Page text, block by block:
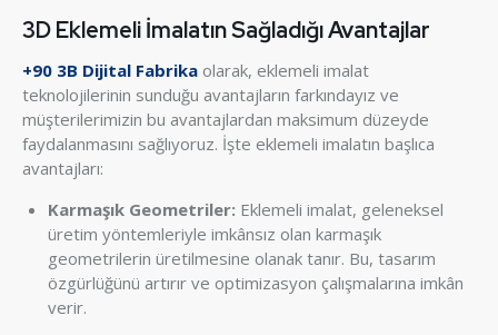
3D Eklemeli İmalatın Sağladığı Avantajlar
+90 3B Dijital Fabrika olarak, eklemeli imalat
teknolojilerinin sunduğu avantajların farkındayız ve
müşterilerimizin bu avantajlardan maksimum düzeyde
faydalanmasını sağlıyoruz. İşte eklemeli imalatın başlıca
avantajları:
Karmaşık Geometriler: Eklemeli imalat, geleneksel
üretim yöntemleriyle imkânsız olan karmaşık
geometrilerin üretilmesine olanak tanır. Bu, tasarım
özgürlüğünü artırır ve optimizasyon çalışmalarına imkân
verir.